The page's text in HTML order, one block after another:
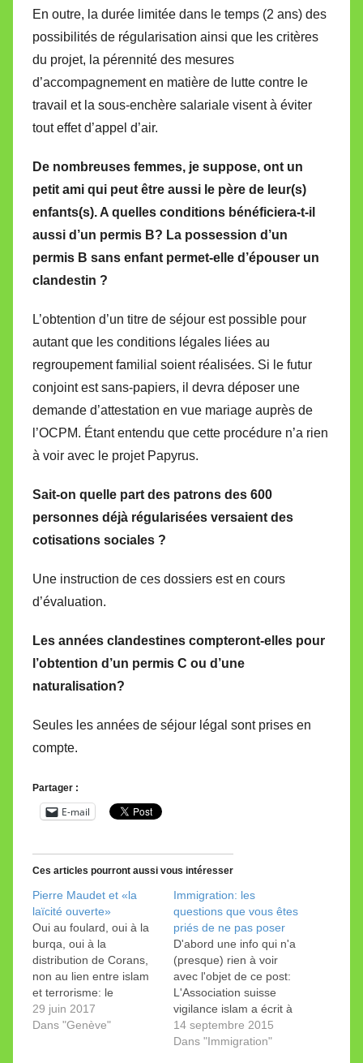
En outre, la durée limitée dans le temps (2 ans) des
possibilités de régularisation ainsi que les critères
du projet, la pérennité des mesures
d’accompagnement en matière de lutte contre le
travail et la sous-enchère salariale visent à éviter
tout effet d’appel d’air.
De nombreuses femmes, je suppose, ont un
petit ami qui peut être aussi le père de leur(s)
enfants(s). A quelles conditions bénéficiera-t-il
aussi d’un permis B? La possession d’un
permis B sans enfant permet-elle d’épouser un
clandestin ?
L’obtention d’un titre de séjour est possible pour
autant que les conditions légales liées au
regroupement familial soient réalisées. Si le futur
conjoint est sans-papiers, il devra déposer une
demande d’attestation en vue mariage auprès de
l’OCPM. Étant entendu que cette procédure n’a rien
à voir avec le projet Papyrus.
Sait-on quelle part des patrons des 600
personnes déjà régularisées versaient des
cotisations sociales ?
Une instruction de ces dossiers est en cours
d’évaluation.
Les années clandestines compteront-elles pour
l’obtention d’un permis C ou d’une
naturalisation?
Seules les années de séjour légal sont prises en
compte.
Partager :
E-mail
Ces articles pourront aussi vous intéresser
Pierre Maudet et «la
laïcité ouverte»
Oui au foulard, oui à la
burqa, oui à la
distribution de Corans,
non au lien entre islam
et terrorisme: le
magistrat incline à la
complaisance
29 juin 2017
Dans "Genève"
Immigration: les
questions que vous êtes
priés de ne pas poser
D'abord une info qui n'a
(presque) rien à voir
avec l'objet de ce post:
L'Association suisse
vigilance islam a écrit à
Pierre Maudet,
conseiller d'Etat, à
14 septembre 2015
Dans "Immigration"